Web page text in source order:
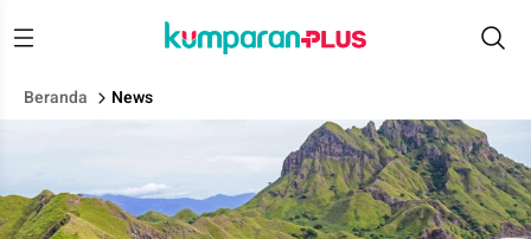
Beranda News